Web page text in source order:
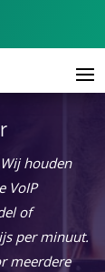
houden
VoIP
of
per minuut.​
meerdere